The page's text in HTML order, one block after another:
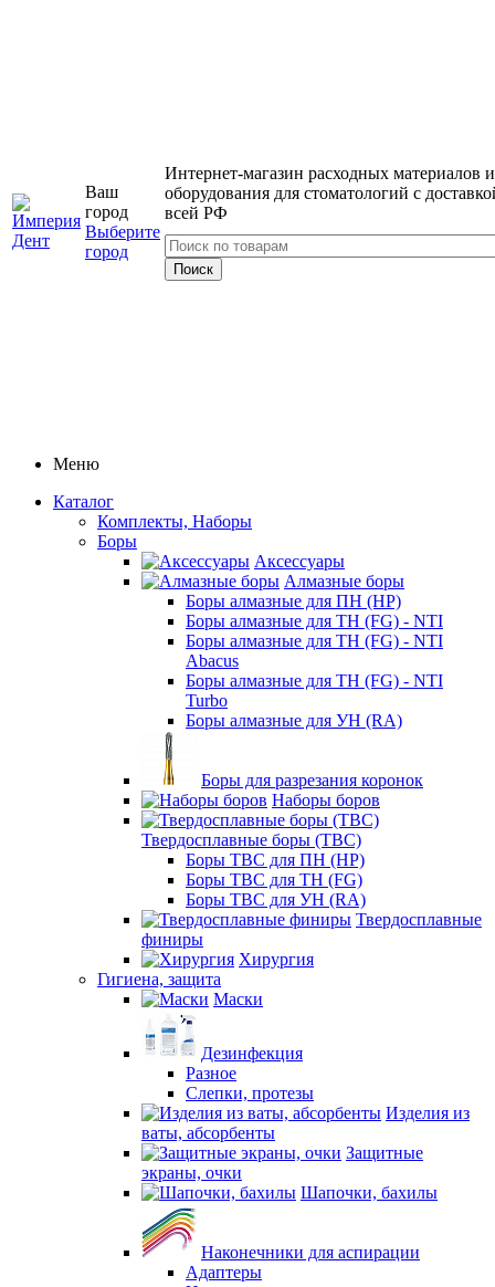
Ваш
город
Выберите
город
Интернет-магазин расходных материалов и
оборудования для стоматологий с
всей РФ
Меню
Каталог
Комплекты, Наборы
Боры
Аксессуары
Алмазные боры
Боры алмазные для ПН (HP)
Боры алмазные для ТН (FG) - NTI
Боры алмазные для ТН (FG) - NTI
Abacus
Боры алмазные для ТН (FG) - NTI
Turbo
Боры алмазные для УН (RA)
Боры для разрезания коронок
Наборы боров
Твердосплавные боры (ТВС)
Боры ТВС для ПН (HP)
Боры ТВС для ТН (FG)
Боры ТВС для УН (RA)
Твердосплавные
финиры
Хирургия
Гигиена, защита
Маски
Дезинфекция
Разное
Слепки, протезы
Изделия из
ваты, абсорбенты
Защитные
экраны, очки
Шапочки, бахилы
Наконечники для аспирации
Адаптеры